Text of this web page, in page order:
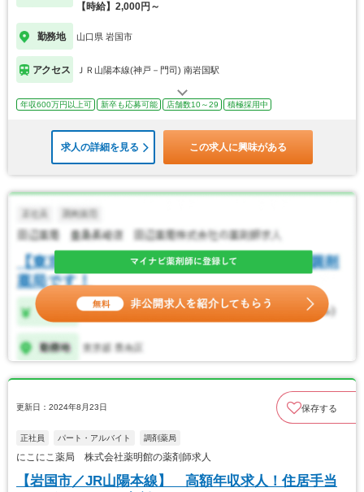
【時給】2,000円～
勤務地 山口県 岩国市
アクセス ＪＲ山陽本線(神戸－門司) 南岩国駅
年収600万円以上可 新卒も応募可能 店舗数10～29 積極採用中
求人の詳細を見る この求人に興味がある
更新日：2024年8月23日 保存する
正社員 パート・アルバイト 調剤薬局
にこにこ薬局 株式会社薬明館の薬剤師求人
【岩国市／JR山陽本線】 高額年収求人！住居手当